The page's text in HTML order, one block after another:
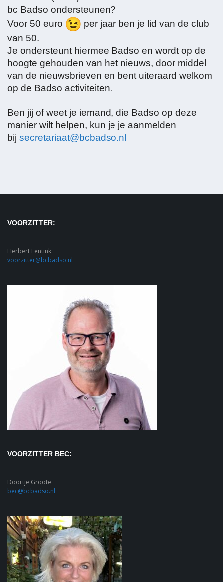
bc Badso ondersteunen?
Voor 50 euro
per jaar ben je lid van de club
van 50.
Je ondersteunt hiermee Badso en wordt op de
hoogte gehouden van het nieuws, door middel
van de nieuwsbrieven en bent uiteraard welkom
op de Badso activiteiten.
Ben jij of weet je iemand, die Badso op deze
manier wilt helpen, kun je je aanmelden
bij secretariaat@bcbadso.nl
VOORZITTER:
Herbert Lentink
voorzitter@bcbadso.nl
VOORZITTER BEC:
Doortje Groote
bec@bcbadso.nl